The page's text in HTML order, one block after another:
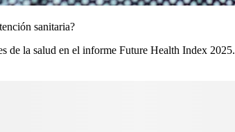
sanitaria?​
de la salud en el informe Future Health Index 2025.​